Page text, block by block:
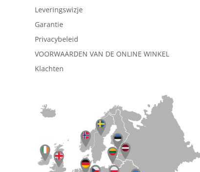
Leveringswizje
Garantie
Privacybeleid
VOORWAARDEN VAN DE ONLINE WINKEL
Klachten